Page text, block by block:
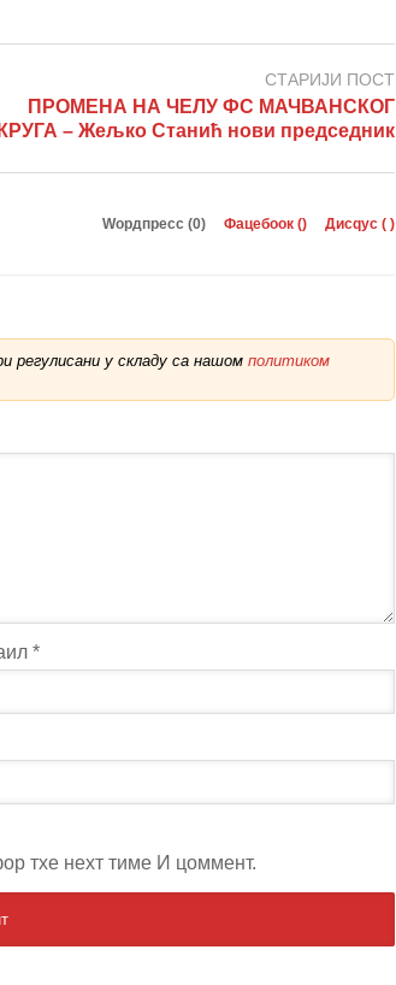
СТАРИЈИ ПОСТ
ПРОМЕНА НА ЧЕЛУ ФС МАЧВАНСКОГ
– Жељко Станић нови председник
Wордпресс (0) Фацебоок () Дисqус ( )
у складу са нашом политиком
*
тхе неxт тиме И цоммент.